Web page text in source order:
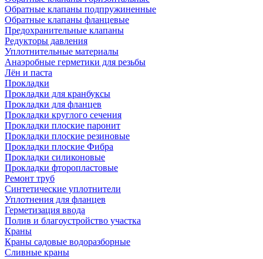
Обратные клапаны подпружиненные
Обратные клапаны фланцевые
Предохранительные клапаны
Редукторы давления
Уплотнительные материалы
Анаэробные герметики для резьбы
Лён и паста
Прокладки
Прокладки для кранбуксы
Прокладки для фланцев
Прокладки круглого сечения
Прокладки плоские паронит
Прокладки плоские резиновые
Прокладки плоские Фибра
Прокладки силиконовые
Прокладки фторопластовые
Ремонт труб
Синтетические уплотнители
Уплотнения для фланцев
Герметизация ввода
Полив и благоустройство участка
Краны
Краны садовые водоразборные
Сливные краны